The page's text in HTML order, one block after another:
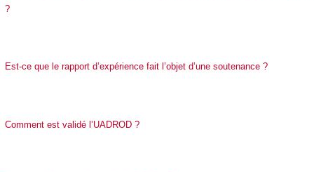
?
Est-ce que le rapport d’expérience fait l’objet d’une soutenance ?
Comment est validé l’UADROD ?